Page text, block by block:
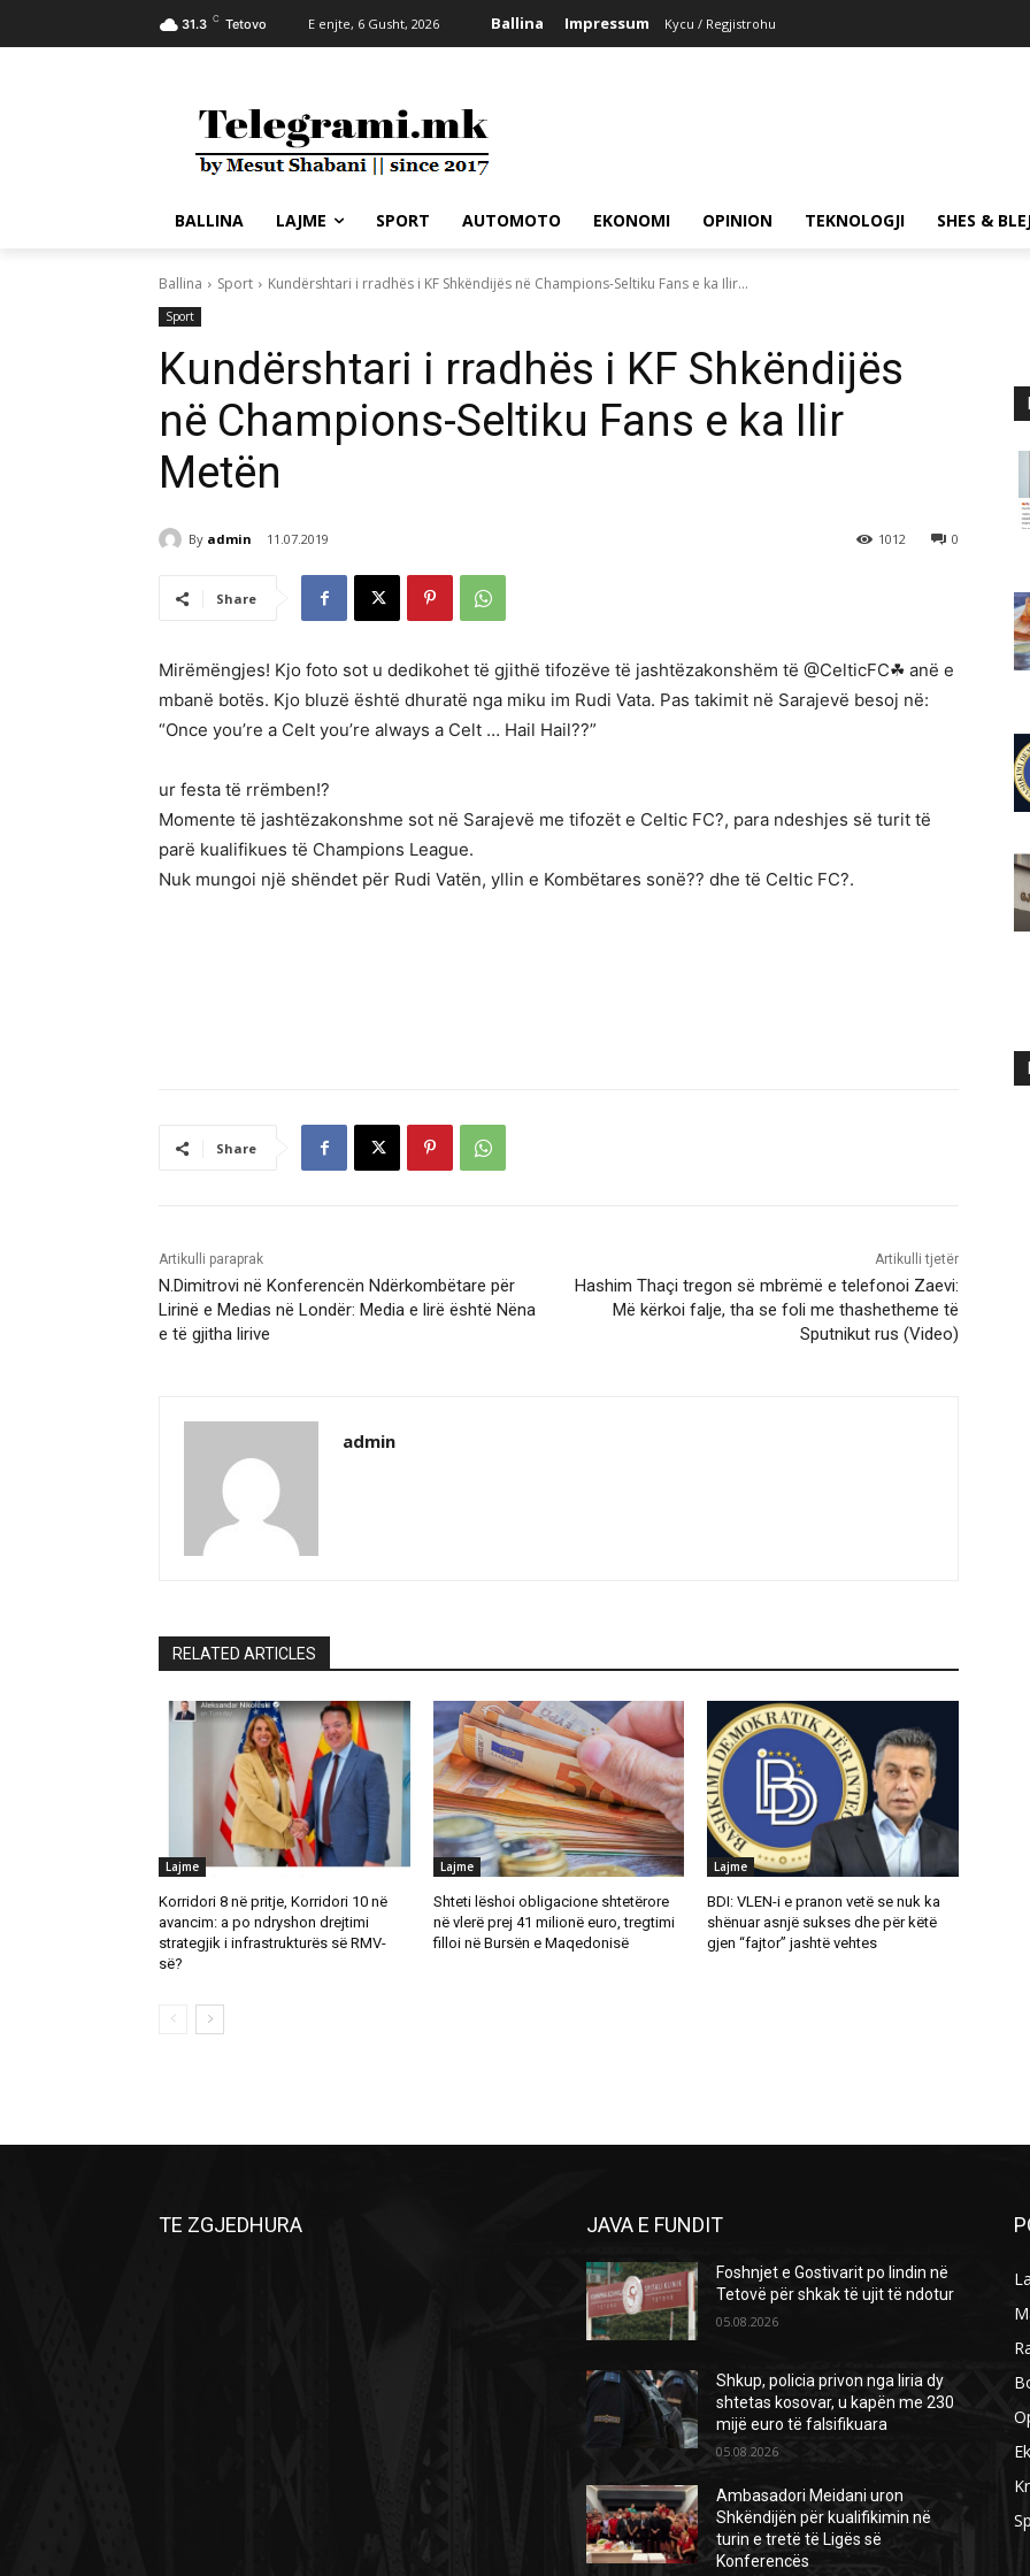
31.3 C Tetovo E enjte, 6 Gusht, 2026 Ballina Impressum Kycu / Regjistrohu
BALLINA LAJME SPORT AUTOMOTO EKONOMI OPINION TEKNOLOGJI SHES &
Ballina Sport Kundërshtari i rradhës i KF Shkëndijës në Champions-Seltiku Fans e ka Ilir...
Sport
Kundërshtari i rradhës i KF Shkëndijës
në Champions-Seltiku Fans e ka Ilir
Metën
By admin 11.07.2019 0
1012
Share
Mirëmëngjes! Kjo foto sot u dedikohet të gjithë tifozëve të jashtëzakonshëm të @CelticFC☘ anë e
mbanë botës. Kjo bluzë është dhuratë nga miku im Rudi Vata. Pas takimit në Sarajevë besoj në:
“Once you’re a Celt you’re always a Celt … Hail Hail??”
ur festa të rrëmben!?
Momente të jashtëzakonshme sot në Sarajevë me tifozët e Celtic FC?, para ndeshjes së turit të
parë kualifikues të Champions League.
Nuk mungoi një shëndet për Rudi Vatën, yllin e Kombëtares sonë?? dhe të Celtic FC?.
Share
Artikulli paraprak
N.Dimitrovi në Konferencën Ndërkombëtare për
Lirinë e Medias në Londër: Media e lirë është Nëna
e të gjitha lirive
Artikulli tjetër
Hashim Thaçi tregon së mbrëmë e telefonoi Zaevi:
Më kërkoi falje, tha se foli me thashetheme të
Sputnikut rus (Video)
admin
RELATED ARTICLES
Lajme
Korridori 8 në pritje, Korridori 10 në
avancim: a po ndryshon drejtimi
strategjik i infrastrukturës së RMV-
së?
Lajme
Shteti lëshoi obligacione shtetërore
në vlerë prej 41 milionë euro, tregtimi
filloi në Bursën e Maqedonisë
Lajme
BDI: VLEN-i e pranon vetë se nuk ka
shënuar asnjë sukses dhe për këtë
gjen “fajtor” jashtë vehtes
TE ZGJEDHURA JAVA E FUNDIT
Foshnjet e Gostivarit po lindin në
Tetovë për shkak të ujit të ndotur
05.08.2026
Shkup, policia privon nga liria dy
shtetas kosovar, u kapën me 230
mijë euro të falsifikuara
05.08.2026
Ambasadori Meidani uron
Shkëndijën për kualifikimin në
turin e tretë të Ligës së
Konferencës